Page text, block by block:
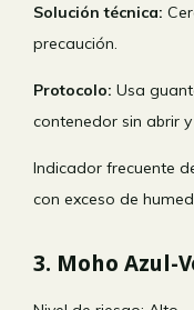
Solución técnica:
precaución.
Protocolo: Usa
contenedor sin abrir
Indicador frecuente
con exceso de
3. Moho Azul-